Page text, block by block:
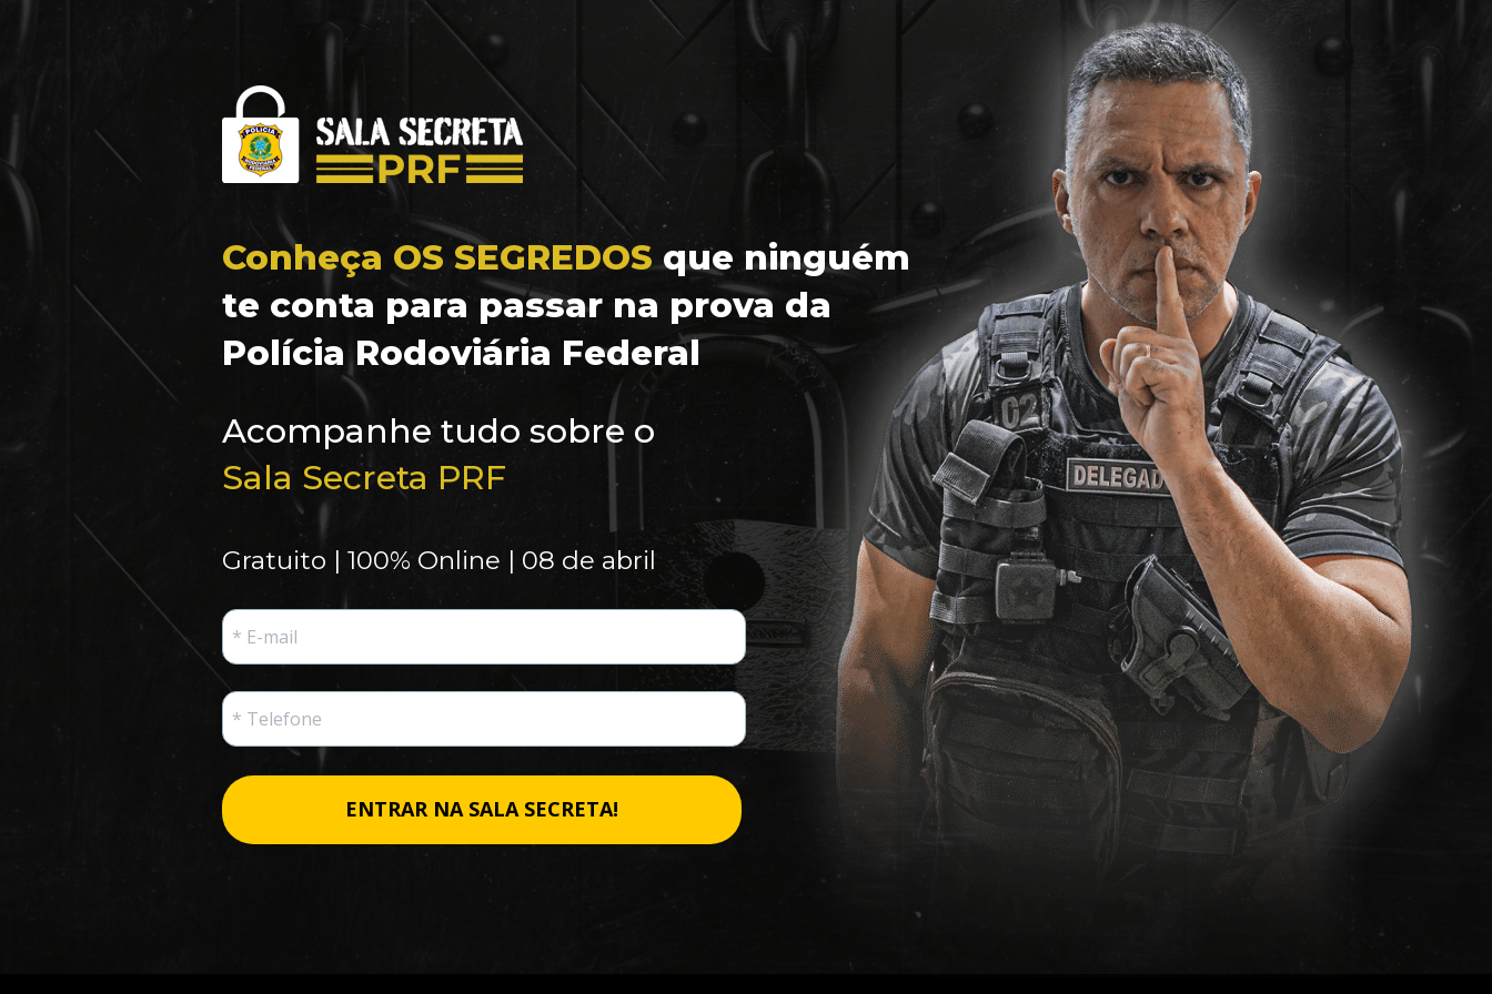
Conheça OS SEGREDOS que ninguém
te conta para passar na prova da
Polícia Rodoviária Federal
Acompanhe tudo sobre o
Sala Secreta PRF
Gratuito | 100% Online | 08 de abril
ENTRAR NA SALA SECRETA!